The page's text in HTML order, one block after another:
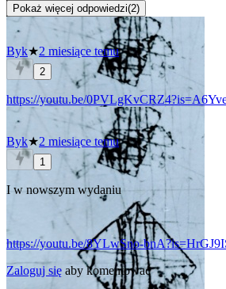
Pokaż więcej odpowiedzi(2)
Byk★2 miesiące temu
2
https://youtu.be/
Byk★2 miesiące temu
1
I w nowszym wydaniu
https://youtu.be/8YLwSno-
Zaloguj się aby komentować